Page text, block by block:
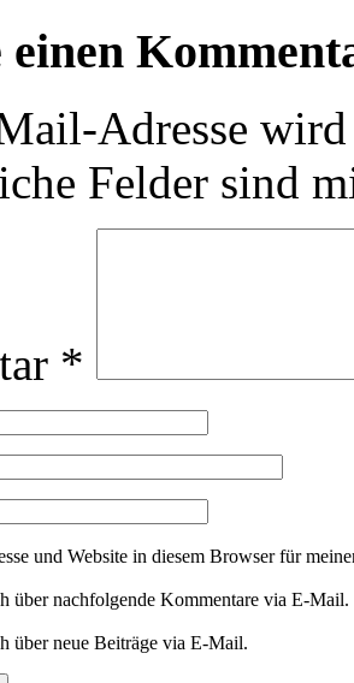
einen
Adresse
Felder sind
*
und Website in diesem Browser für
über nachfolgende Kommentare via E-Mail.
über neue Beiträge via E-Mail.